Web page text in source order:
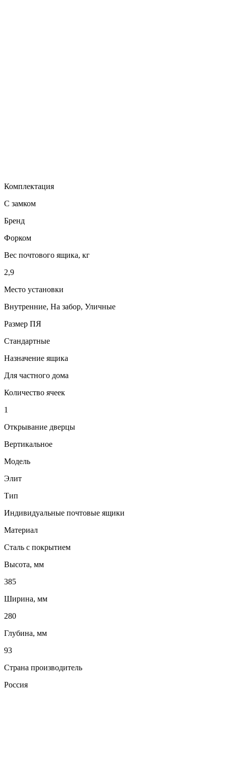
Комплектация
С замком
Бренд
Форком
Вес почтового ящика, кг
2,9
Место установки
Внутренние, На забор, Уличные
Размер ПЯ
Стандартные
Назначение ящика
Для частного дома
Количество ячеек
1
Открывание дверцы
Вертикальное
Модель
Элит
Тип
Индивидуальные почтовые ящики
Материал
Сталь с покрытием
Высота, мм
385
Ширина, мм
280
Глубина, мм
93
Страна производитель
Россия